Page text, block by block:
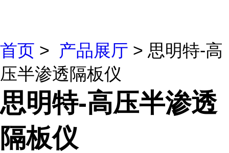
首页 > 产品展厅 > 思明特-高
压半渗透隔板仪
思明特-高压半渗透
隔板仪